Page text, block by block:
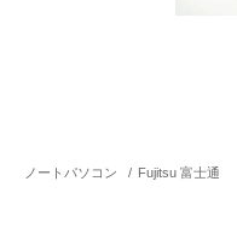
ノートパソコン / Fujitsu 富士通